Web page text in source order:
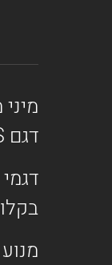
דגם 8025ZTS מציע גם בטיחות מוגברת תודות לטכנולוגית ZTS – אפס רדיוס סיבוב של המשקולת.